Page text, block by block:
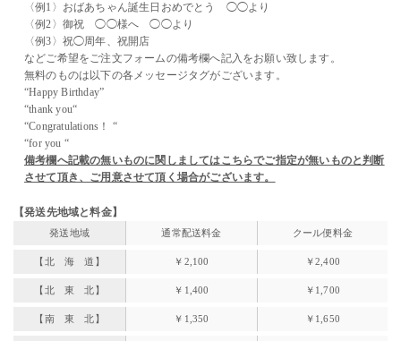
〈例1〉おばあちゃん誕生日おめでとう ◯◯より
〈例2〉御祝 ◯◯様へ ◯◯より
〈例3〉祝◯周年、祝開店
などご希望をご注文フォームの備考欄へ記入をお願い致します。
無料のものは以下の各メッセージタグがございます。
“Happy Birthday”
“thank you“
“Congratulations！ “
“for you “
備考欄へ記載の無いものに関しましてはこちらでご指定が無いものと判断
させて頂き、ご用意させて頂く場合がございます。
【発送先地域と料金】
発送地域 通常配送料金 クール便料金
【北 海 道】 ￥2,100 ￥2,400
【北 東 北】 ￥1,400 ￥1,700
【南 東 北】 ￥1,350 ￥1,650